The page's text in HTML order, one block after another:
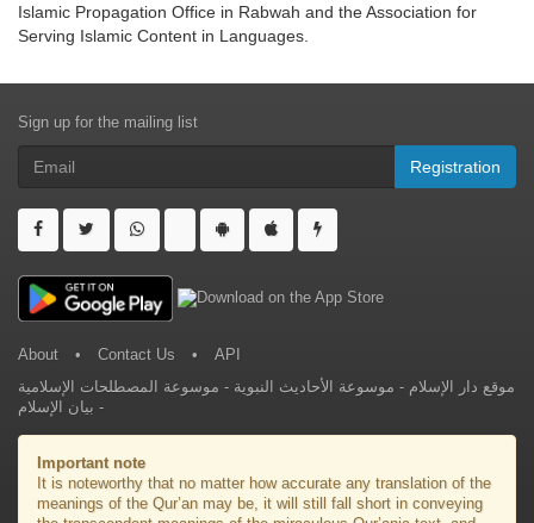
Islamic Propagation Office in Rabwah and the Association for
Serving Islamic Content in Languages.
Sign up for the mailing list
Registration
About • Contact Us •
API
موقع دار الإسلام - موسوعة الأحاديث النبوية - موسوعة المصطلحات الإسلامية
- بيان الإسلام
Important note
It is noteworthy that no matter how accurate any translation of the
meanings of the Qur’an may be, it will still fall short in conveying